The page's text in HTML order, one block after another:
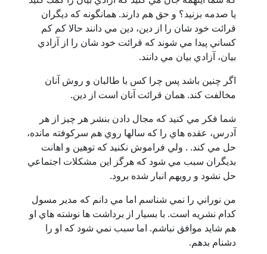
يا صدمه بزنيد؟ و حق هم دارند. همانگونه كه ديگران
قرائت خود شان را از دين، دين مي دانند حالا كم كم
كساني پيدا مي شوند كه قرائت خود شان را از آزادي
بيان، آزادي بيان مي دانند.
اگر چنين باشد پس چرا كس با طالبان و روش آنان
مخالفت كند. همان قرائت آنان است از دين.
شما فكر مي كنيد كه مجال دادن بنشر هر چيز از هر
آدرس، عقده هاي را كه سالها روي هم سركوفته مانده،
حل مي كند. . ولي فراموش نكنيد كه توهين و اهانت
بديگران سبب مي شود كه هرگز اين مشكلات اجتماعي
حل نشود و رويهم انبار شده برود.
من نوراني را نمي شناسم اما مي دانم كه مدير مسول
كدام نشريه است. با بسيار از برداشت ها نوشته هاي او
هم شايد موافق نباشم. اما سبب نمي شود كه او را
دشنام بدهم.